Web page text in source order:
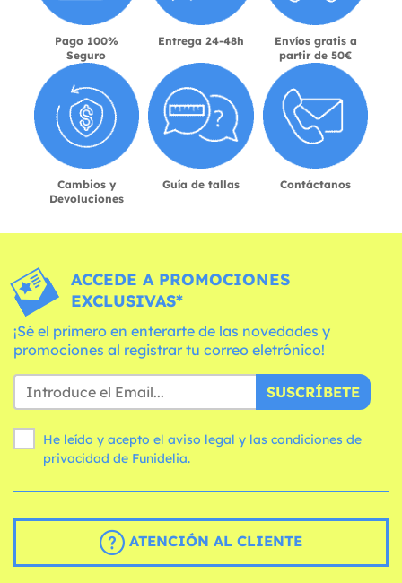
Pago 100%
Seguro
Entrega 24-48h
Envíos gratis a
partir de 50€
Cambios y
Devoluciones
Guía de tallas Contáctanos
ACCEDE A PROMOCIONES
EXCLUSIVAS*
¡Sé el primero en enterarte de las novedades y
promociones al registrar tu correo eletrónico!
SUSCRÍBETE
He leído y acepto el aviso legal y las condiciones
privacidad de Funidelia.
ATENCIÓN AL CLIENTE